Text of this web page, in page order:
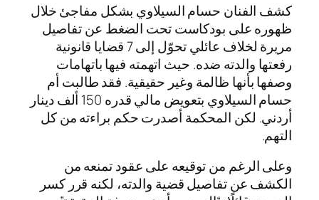
كشف الفنان حسام السيلاوي بشكل مفاجئ خلال
ظهوره على بودكاست تحت الضغط عن تفاصيل
مريرة لخلاف عائلي تحوّل إلى 7 قضايا قانونية
رفعتها والدته ضده. حيث اتهمته فيها باتهامات
وصفها بأنها ظالمة وغير حقيقية. فقد طالبت أم
حسام السيلاوي بتعويض مالي قدره 150 ألف دينار
أردني. لكن المحكمة أصدرت حكم براءته من كل
التهم.
وعلى الرغم من توقيعه على عقود تمنعه من
الكشف عن تفاصيل قضية والدته، لكنه قرر كسر